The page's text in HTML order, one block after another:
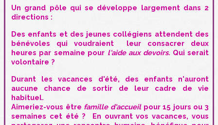
Un grand pôle qui se développe largement dans 2
directions :
Des enfants et des jeunes collégiens attendent des
bénévoles qui voudraient leur consacrer deux
heures par semaine pour l'aide aux devoirs. Qui serait
volontaire ?
Durant les vacances d'été, des enfants n'auront
aucune chance de sortir de leur cadre de vie
habituel.
Aimeriez-vous être famille d'accueil pour 15 jours ou 3
semaines cet été ? En ouvrant vos vacances, vous